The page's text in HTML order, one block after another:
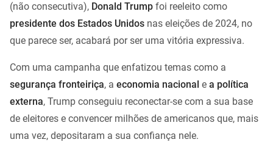
(não consecutiva), Donald Trump foi reeleito como
presidente dos Estados Unidos nas eleições de 2024, no
que parece ser, acabará por ser uma vitória expressiva.
Com uma campanha que enfatizou temas como a
segurança fronteiriça, a economia nacional e a política
externa, Trump conseguiu reconectar-se com a sua base
de eleitores e convencer milhões de americanos que, mais
uma vez, depositaram a sua confiança nele.